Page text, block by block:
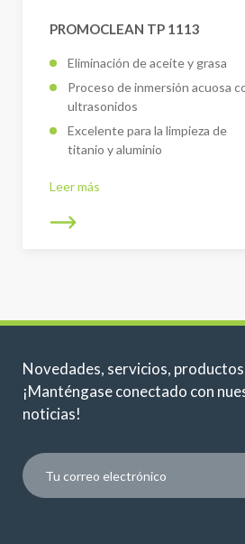
PROMOCLEAN TP 1113
Eliminación de aceite y grasa
Proceso de inmersión acuosa
ultrasonidos
Excelente para la limpieza de
titanio y aluminio
Leer más
Novedades, servicios,
¡Manténgase conectado con
noticias!